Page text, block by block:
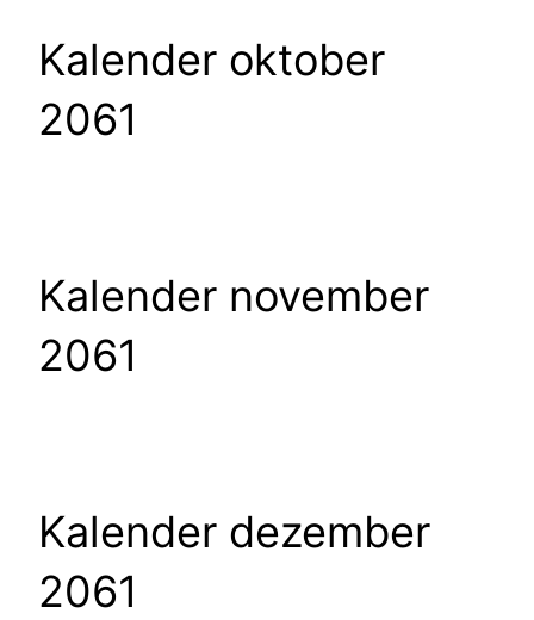
Kalender oktober
2061
Kalender november
2061
Kalender dezember
2061